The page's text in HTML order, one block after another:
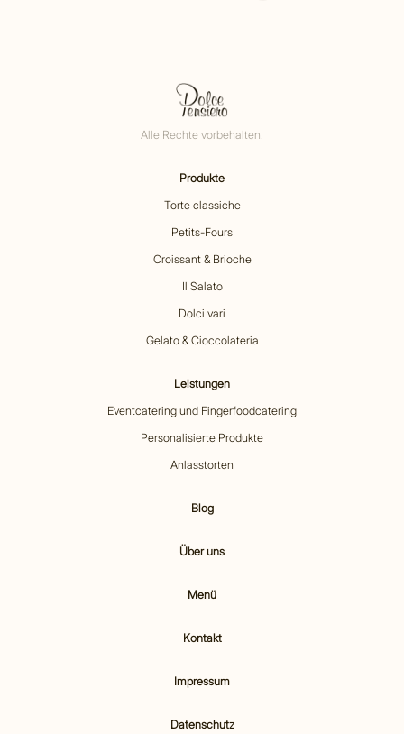
Alle Rechte vorbehalten.
Produkte
Torte classiche
Petits-Fours
Croissant & Brioche
Il Salato
Dolci vari
Gelato & Cioccolateria
Leistungen
Eventcatering und Fingerfoodcatering
Personalisierte Produkte
Anlasstorten
Blog
Über uns
Menü
Kontakt
Impressum
Datenschutz